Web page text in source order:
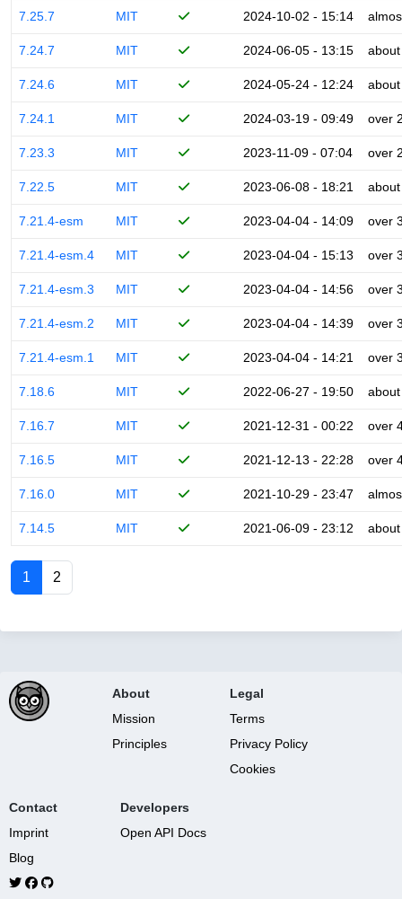
7.25.7 MIT 2024-10-02 - 15:14
7.24.7 MIT 2024-06-05 - 13:15
7.24.6 MIT 2024-05-24 - 12:24
7.24.1 MIT 2024-03-19 - 09:49 over
7.23.3 MIT 2023-11-09 - 07:04 over
7.22.5 MIT 2023-06-08 - 18:21
7.21.4-esm MIT 2023-04-04 - 14:09 over
7.21.4-esm.4 MIT 2023-04-04 - 15:13 over
7.21.4-esm.3 MIT 2023-04-04 - 14:56 over
7.21.4-esm.2 MIT 2023-04-04 - 14:39 over
7.21.4-esm.1 MIT 2023-04-04 - 14:21 over
7.18.6 MIT 2022-06-27 - 19:50
7.16.7 MIT 2021-12-31 - 00:22 over
7.16.5 MIT 2021-12-13 - 22:28 over
7.16.0 MIT 2021-10-29 - 23:47
7.14.5 MIT 2021-06-09 - 23:12
1 2
About
Mission
Principles
Legal
Terms
Privacy Policy
Cookies
Contact
Imprint
Blog
Developers
Open API Docs